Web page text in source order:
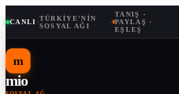
CANLI ·TÜRKIYE'NIN
SOSYAL AĞI
·
TANIŞ ·
PAYLAŞ ·
EŞLEŞ
m
mio